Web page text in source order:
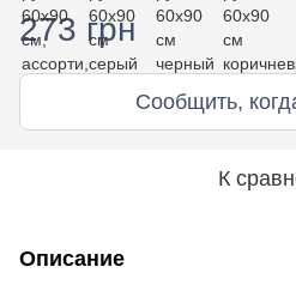
273 грн
Сообщить,
К
Описание